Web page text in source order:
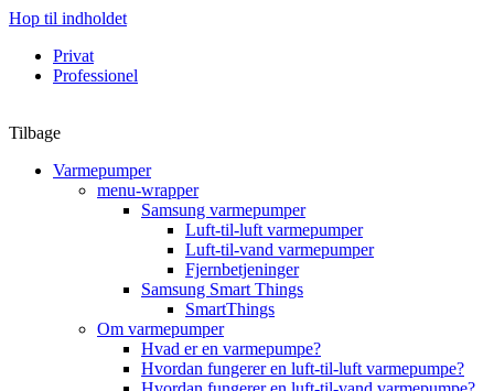
Hop til indholdet
Privat
Professionel
Tilbage
Varmepumper
menu-wrapper
Samsung varmepumper
Luft-til-luft varmepumper
Luft-til-vand varmepumper
Fjernbetjeninger
Samsung Smart Things
SmartThings
Om varmepumper
Hvad er en varmepumpe?
Hvordan fungerer en luft-til-luft varmepumpe?